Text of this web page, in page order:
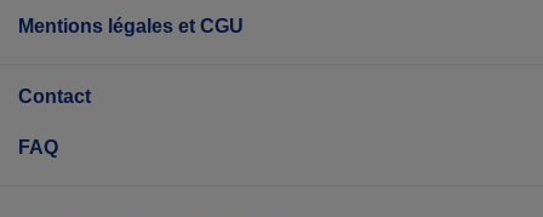
Mentions légales et CGU
Contact
FAQ